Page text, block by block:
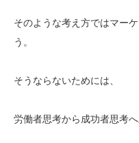
そのような考え方ではマー
う。
そうならないためには、
労働者思考から成功者思考へ